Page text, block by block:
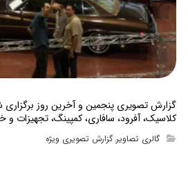
گزارش تصویری پنجمین و آخرین روز
کلاسیک، آفرود، سافاری، کمپینگ، تجهیزات و
گالری تصاویر,گزارش تصویری ویژه